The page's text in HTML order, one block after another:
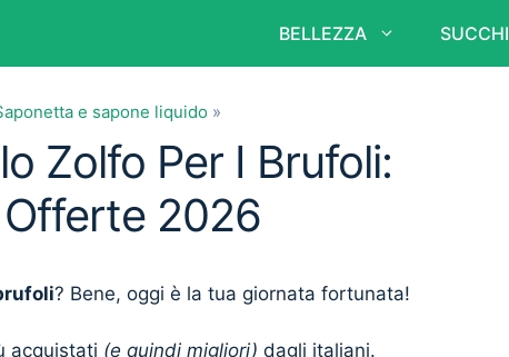
BELLEZZA SUCCHI
e sapone liquido »
Zolfo Per I Brufoli:
2026
? Bene, oggi è la tua giornata fortunata!
acquistati (e quindi migliori) dagli italiani.